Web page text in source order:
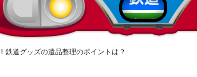
鉄道グッズの遺品整理のポイントは？